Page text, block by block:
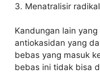
3. Menatralisir
Kandungan lain
antiokasidan yang
bebas yang masuk
bebas ini tidak bisa